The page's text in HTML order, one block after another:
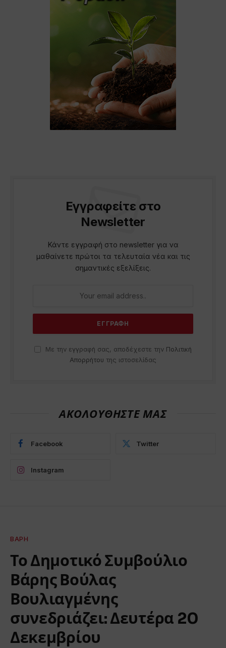
Εγγραφείτε στο
Newsletter
Κάντε εγγραφή στο newsletter για να
μαθαίνετε πρώτοι τα τελευταία νέα και τις
σημαντικές εξελίξεις.
Με την εγγραφή σας, αποδέχεστε την Πολιτική
Απορρήτου της ιστοσελίδας
ΑΚΟΛΟΥΘΗΣΤΕ ΜΑΣ
Facebook Twitter
Instagram
ΒΆΡΗ
Το Δημοτικό Συμβούλιο
Βάρης Βούλας
Βουλιαγμένης
συνεδριάζει: Δευτέρα 20
Δεκεμβρίου